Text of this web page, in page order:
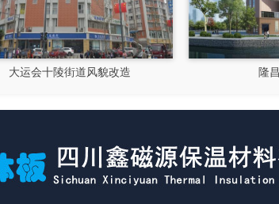
陵街道风貌改造 隆昌市文化馆